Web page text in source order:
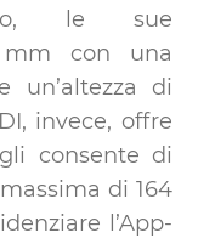
le sue
mm con una
un’altezza di
invece, offre
consente di
di 164
l’App-